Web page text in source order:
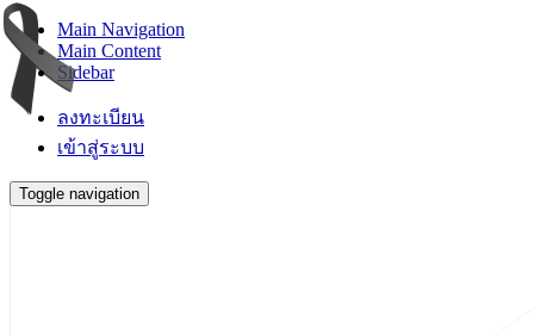
Main Navigation
Main Content
Sidebar
ลงทะเบียน
เข้าสู่ระบบ
Toggle navigation